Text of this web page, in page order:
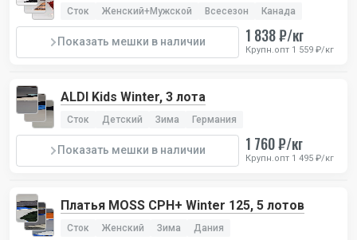
Сток Женский+Мужской Всесезон Канада
Показать мешки в наличии 1 838 ₽/кг
Крупн.опт 1 559 ₽/кг
ALDI Kids Winter, 3 лота
Сток Детский Зима Германия
Показать мешки в наличии 1 760 ₽/кг
Крупн.опт 1 495 ₽/кг
Платья MOSS CPH+ Winter 125, 5 лотов
Сток Женский Зима Дания